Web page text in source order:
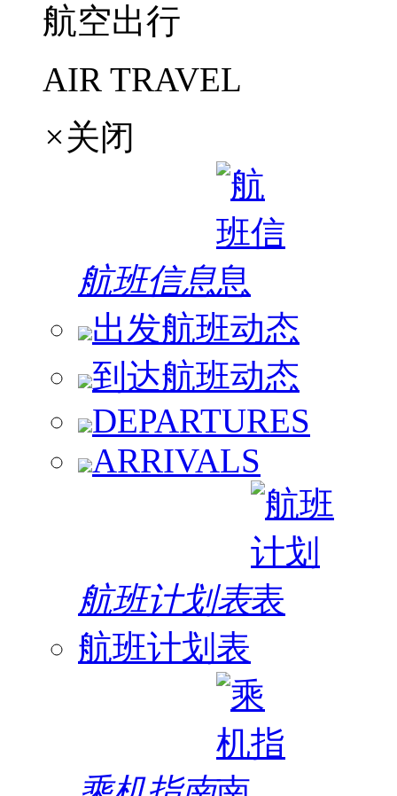
航空出行
AIR TRAVEL
×关闭
航班信息
出发航班动态
到达航班动态
DEPARTURES
ARRIVALS
航班计划表
航班计划表